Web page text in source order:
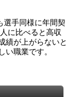
選手同様に年間契
に比べると高収
績が上がらないと
い職業です。